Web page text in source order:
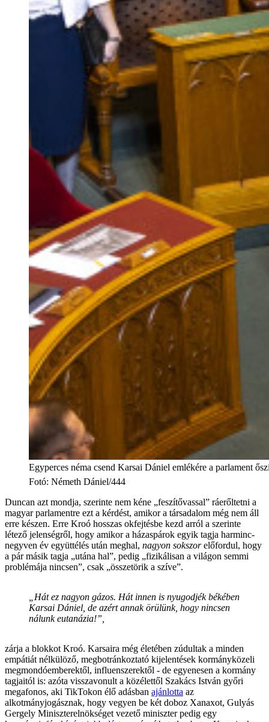
Egyperces néma csend Karsai Dániel emlékére a parlament
Fotó: Németh Dániel/444
Duncan azt mondja, szerinte nem kéne „feszítővassal” ráerőltetni a
magyar parlamentre ezt a kérdést, amikor a társadalom még nem áll
erre készen. Erre Kroó hosszas okfejtésbe kezd arról a szerinte
létező jelenségről, hogy amikor a házaspárok egyik tagja harminc-
negyven év együttélés után meghal, nagyon sokszorelőfordul, hogy
a pár másik tagja „utána hal”, pedig „fizikálisan a világon semmi
problémája nincsen”, csak „összetörik a szíve”.
„Hát ez nagyon gázos. Hát innen is nyugodjék békében
Karsai Dániel, de azért annak örülünk, hogy nincsen
nálunk eutanázia!”,
zárja a blokkot Kroó. Karsaira még életében zúdultak a minden
empátiát nélkülöző, megbotránkoztató kijelentések kormányközeli
megmondóemberektől, influenszerektől - de egyenesen a kormány
tagjaitól is: azóta visszavonult a közélettől Szakács István győri
megafonos, aki TikTokon élő adásban ajánlotta az
alkotmányjogásznak, hogy vegyen be két doboz Xanaxot, Gulyás
Gergely Miniszterelnökséget vezető miniszter pedig egy